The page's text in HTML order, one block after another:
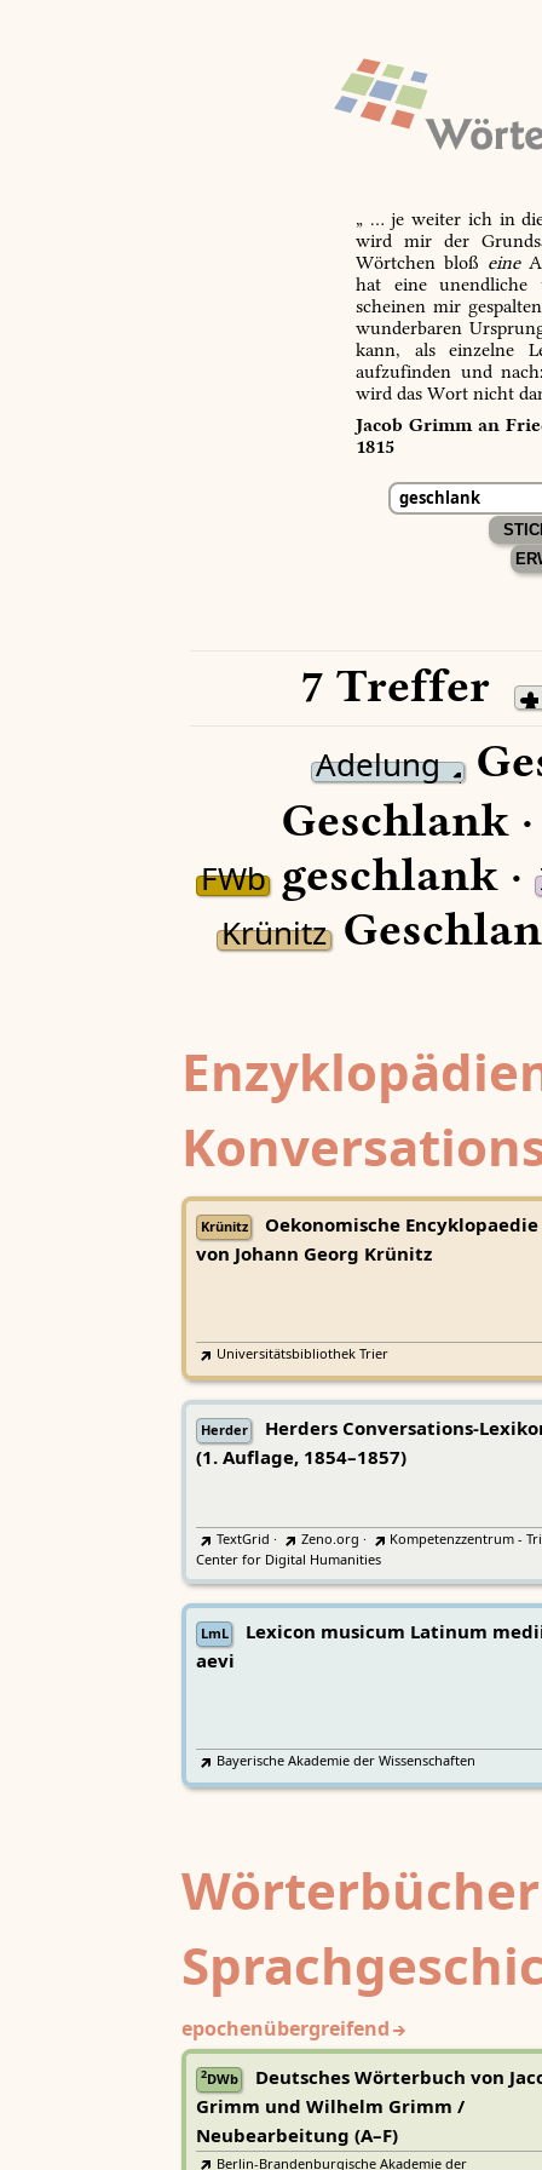
„ … je weiter ich in
wird mir der
Wörtchen bloß eine
hat eine unendliche
scheinen mir
wunderbaren
kann, als einzelne
aufzufinden und
wird das Wort nicht
Jacob Grimm an
1815
7 Treffer
Adelung
Geschlank
FWbgeschlank ·
Krünitz
Krünitz
Oekonomische Encyklopaedie
von Johann Georg Krünitz
Universitätsbibliothek Trier
Herder
Herders Conversations-
(1. Auflage, 1854–1857)
TextGrid · Zeno.org ·
Kompetenzzentrum -
Center for Digital Humanities
LmL
Lexicon musicum Latinum
aevi
Bayerische Akademie der Wissenschaften
epochenübergreifend
2DWb
Deutsches Wörterbuch von
Grimm und Wilhelm Grimm /
Neubearbeitung (A–F)
Berlin-Brandenburgische Akademie der